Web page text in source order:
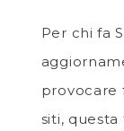
Per chi fa
provocare
siti,